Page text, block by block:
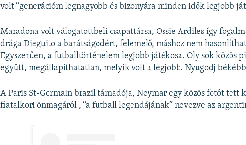
volt “generációm legnagyobb és bizonyára minden idők legjobb
Maradona volt válogatottbeli csapattársa, Ossie Ardiles így
drága Dieguito a barátságodért, felemelő, máshoz nem
Egyszerűen, a futballtörténelem legjobb játékosa. Oly sok közös
együtt, megállapíthatatlan, melyik volt a legjobb. Nyugodj
A Paris St-Germain brazil támadója, Neymar egy közös fotót tett
fiatalkori önmagáról , “a futball legendájának” nevezve az